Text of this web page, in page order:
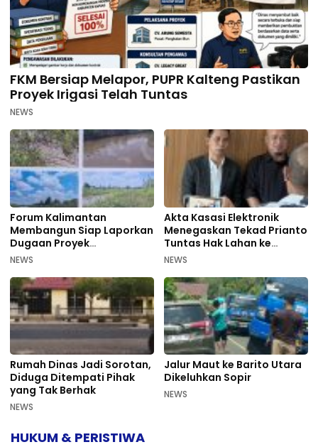
FKM Bersiap Melapor, PUPR Kalteng Pastikan
Proyek Irigasi Telah Tuntas
NEWS
Forum Kalimantan
Membangun Siap Laporkan
Dugaan Proyek
Bermasalah PUPR Kalteng
NEWS
Akta Kasasi Elektronik
Menegaskan Tekad Prianto
Tuntas Hak Lahan ke
Mahkamah Agung
NEWS
Rumah Dinas Jadi Sorotan,
Diduga Ditempati Pihak
yang Tak Berhak
NEWS
Jalur Maut ke Barito Utara
Dikeluhkan Sopir
NEWS
HUKUM & PERISTIWA